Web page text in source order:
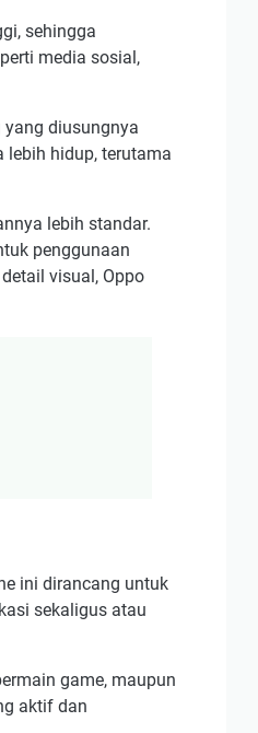
sehingga
media sosial,
diusungnya
lebih hidup, terutama
lebih standar.
penggunaan
visual, Oppo
ini dirancang untuk
sekaligus atau
game, maupun
aktif dan